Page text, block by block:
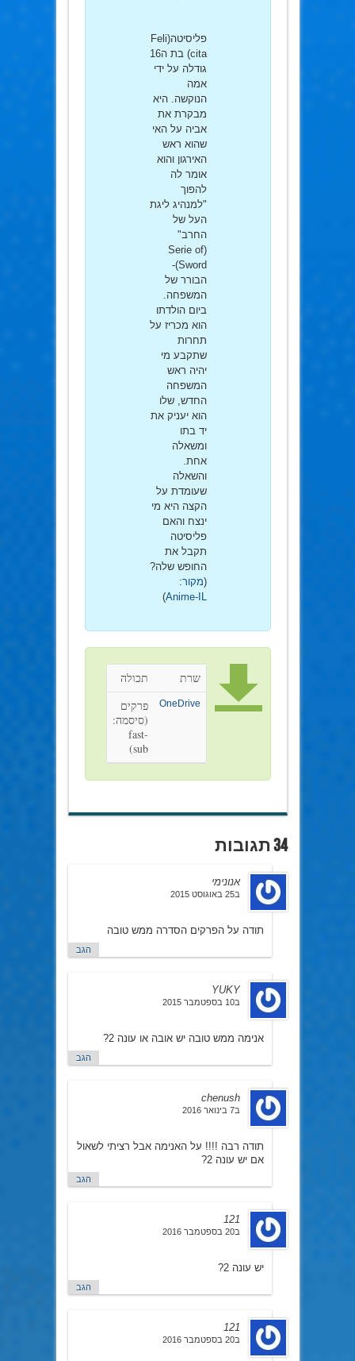
פליסיטה(Feli
cita) בת ה16
גודלה על ידי
אמה
הנוקשה. היא
מבקרת את
אביה על האי
שהוא ראש
האירגון והוא
אומר לה
להפוך
"למנהיג ליגת
העל של
החרב"
(Serie of
Sword)-
הבורר של
המשפחה.
ביום הולדתו
הוא מכריז על
תחרות
שתקבע מי
יהיה ראש
המשפחה
החדש, שלו
הוא יעניק את
יד בתו
ומשאלה
אחת.
והשאלה
שעומדת על
הקצה היא מי
ינצח והאם
פליסיטה
תקבל את
החופש שלה?
(מקור:
Anime-IL
)
שרת תכולה
OneDrive
פרקים
(סיסמה:
fast-
sub)
34 תגובות
אנונימי
ב25 באוגוסט 2015
תודה על הפרקים הסדרה ממש טובה
הגב
YUKY
ב10 בספטמבר 2015
אנימה ממש טובה יש אובה או עונה 2?
הגב
chenush
ב7 בינואר 2016
תודה רבה !!!! על האנימה אבל רציתי לשאול
אם יש עונה 2?
הגב
121
ב20 בספטמבר 2016
יש עונה 2?
הגב
121
ב20 בספטמבר 2016